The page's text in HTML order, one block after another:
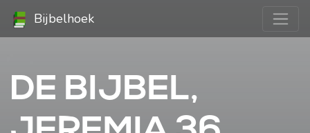
Bijbelhoek
DE BIJBEL,